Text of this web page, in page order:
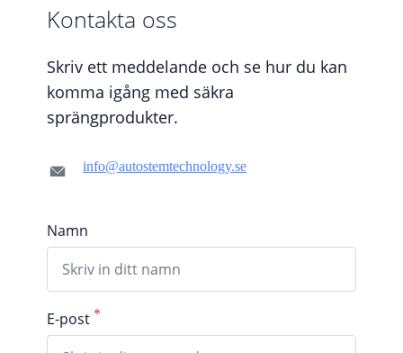
Namn
E-post
Kontakta oss
Skriv ett meddelande och se hur du kan
komma igång med säkra
sprängprodukter.
info@autostemtechnology.se